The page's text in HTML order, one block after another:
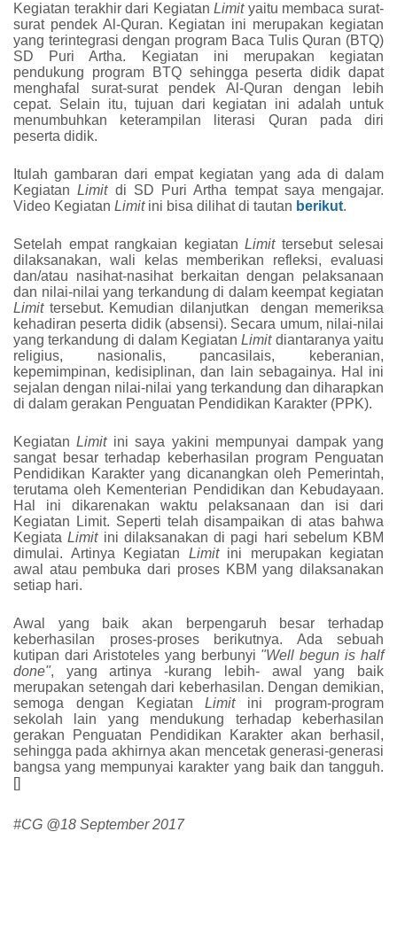
Kegiatan terakhir dari KegiatanLimityaitu membaca surat-
surat pendek Al-Quran. Kegiatan ini merupakan kegiatan
yang terintegrasi dengan program Baca Tulis Quran (BTQ)
SD Puri Artha. Kegiatan ini merupakan kegiatan
pendukung program BTQ sehingga peserta didik dapat
menghafal surat-surat pendek Al-Quran dengan lebih
cepat. Selain itu, tujuan dari kegiatan ini adalah untuk
menumbuhkan keterampilan literasi Quran pada diri
peserta didik.
Itulah gambaran dari empat kegiatan yang ada di dalam
KegiatanLimitdi SD Puri Artha tempat saya mengajar.
Video Kegiatan Limitini bisa dilihat di tautan berikut.
Setelah empat rangkaian kegiatan Limittersebut selesai
dilaksanakan, wali kelas memberikan refleksi, evaluasi
dan/atau nasihat-nasihat berkaitan dengan pelaksanaan
dan nilai-nilai yang terkandung di dalam keempat kegiatan
Limittersebut. Kemudian dilanjutkan dengan memeriksa
kehadiran peserta didik (absensi). Secara umum, nilai-nilai
yang terkandung di dalam KegiatanLimitdiantaranya yaitu
religius, nasionalis, pancasilais, keberanian,
kepemimpinan, kedisiplinan, dan lain sebagainya. Hal ini
sejalan dengan nilai-nilai yang terkandung dan diharapkan
di dalam gerakan Penguatan Pendidikan Karakter (PPK).
KegiatanLimitini saya yakini mempunyai dampak yang
sangat besar terhadap keberhasilan program Penguatan
Pendidikan Karakter yang dicanangkan oleh Pemerintah,
terutama oleh Kementerian Pendidikan dan Kebudayaan.
Hal ini dikarenakan waktu pelaksanaan dan isi dari
Kegiatan Limit. Seperti telah disampaikan di atas bahwa
KegiataLimitini dilaksanakan di pagi hari sebelum KBM
dimulai. Artinya Kegiatan Limitini merupakan kegiatan
awal atau pembuka dari proses KBM yang dilaksanakan
setiap hari.
Awal yang baik akan berpengaruh besar terhadap
keberhasilan proses-proses berikutnya. Ada sebuah
kutipan dari Aristoteles yang berbunyi "Well begun is half
done", yang artinya -kurang lebih- awal yang baik
merupakan setengah dari keberhasilan. Dengan demikian,
semoga dengan KegiatanLimitini program-program
sekolah lain yang mendukung terhadap keberhasilan
gerakan Penguatan Pendidikan Karakter akan berhasil,
sehingga pada akhirnya akan mencetak generasi-generasi
bangsa yang mempunyai karakter yang baik dan tangguh.
[]
#CG @18 September 2017